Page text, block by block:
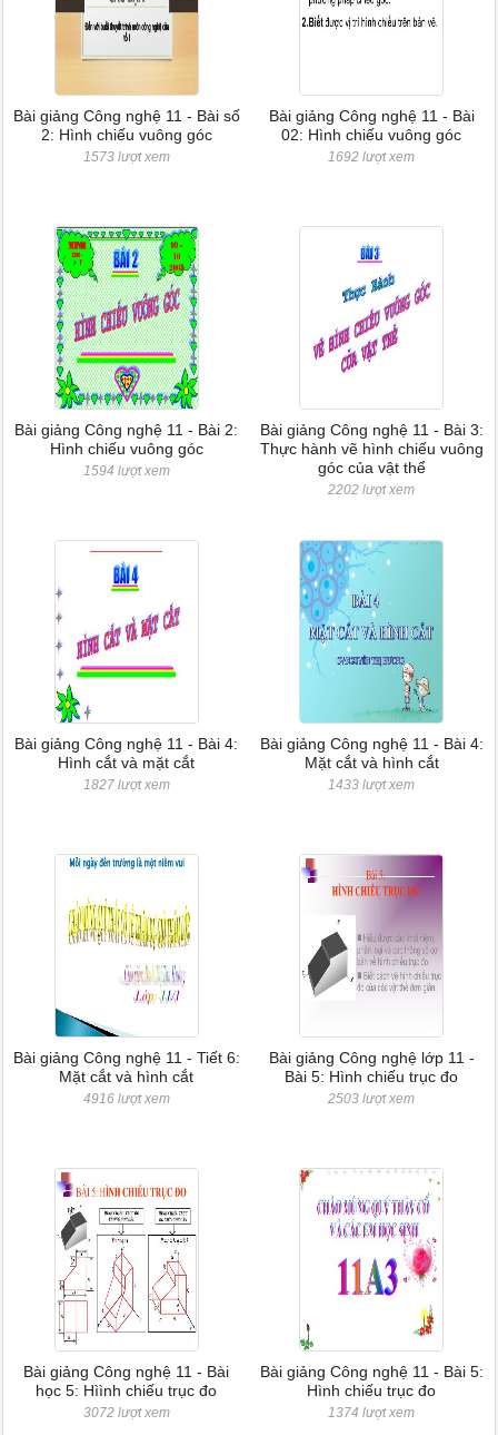
Bài giảng Công nghệ 11 - Bài số
2: Hình chiếu vuông góc
1573 lượt xem
Bài giảng Công nghệ 11 - Bài
02: Hình chiếu vuông góc
1692 lượt xem
Bài giảng Công nghệ 11 - Bài 2:
Hình chiếu vuông góc
1594 lượt xem
Bài giảng Công nghệ 11 - Bài 3:
Thực hành vẽ hình chiếu vuông
góc của vật thể
2202 lượt xem
Bài giảng Công nghệ 11 - Bài 4:
Hình cắt và mặt cắt
1827 lượt xem
Bài giảng Công nghệ 11 - Bài 4:
Mặt cắt và hình cắt
1433 lượt xem
Bài giảng Công nghệ 11 - Tiết 6:
Mặt cắt và hình cắt
4916 lượt xem
Bài giảng Công nghệ lớp 11 -
Bài 5: Hình chiếu trục đo
2503 lượt xem
Bài giảng Công nghệ 11 - Bài
học 5: Hìình chiếu trục đo
3072 lượt xem
Bài giảng Công nghệ 11 - Bài 5:
Hình chiếu trục đo
1374 lượt xem